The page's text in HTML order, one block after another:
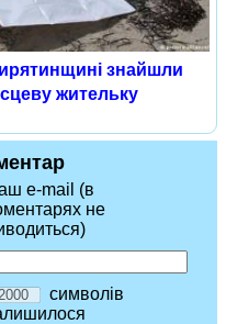
знайшли
жительку
e-mail (в
не
символів